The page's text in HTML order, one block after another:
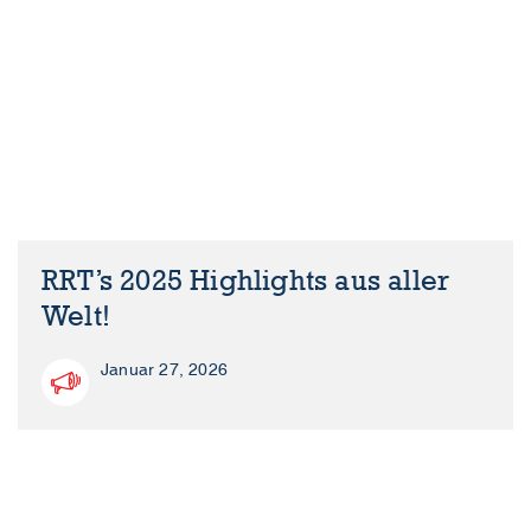
RRT’s 2025 Highlights aus aller
Welt!
Januar 27, 2026